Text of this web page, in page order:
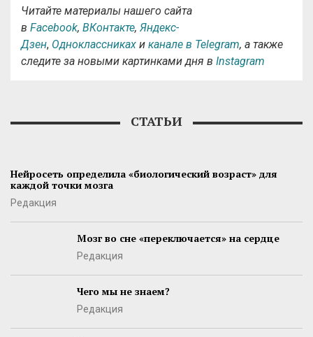
Читайте материалы нашего сайта
в Facebook, ВКонтакте, Яндекс-
Дзен, Одноклассниках и канале в Telegram, а также
следите за новыми картинками дня в Instagram
СТАТЬИ
Нейросеть определила «биологический возраст» для
каждой точки мозга
Редакция
Мозг во сне «переключается» на сердце
Редакция
Чего мы не знаем?
Редакция